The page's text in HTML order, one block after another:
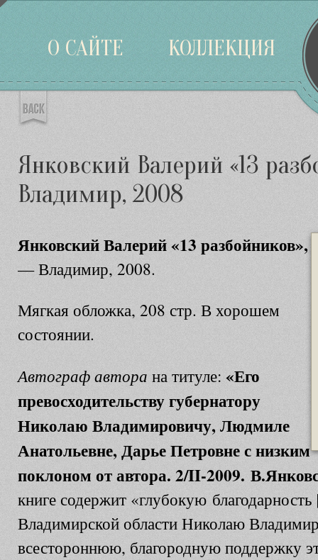
О САЙТЕ КОЛЛЕКЦИЯ
Янковский Валерий «13
Владимир, 2008
Янковский Валерий «13 разбойников»,
— Владимир, 2008.
Мягкая обложка, 208 стр. В хорошем
состоянии.
Автограф автора на титуле: «Его
превосходительству губернатору
Николаю Владимировичу, Людмиле
Анатольевне, Дарье Петровне с низким
поклоном от автора. 2/II-2009.
книге содержит «глубокую
Владимирской области Николаю
всестороннюю, благородную поддержку